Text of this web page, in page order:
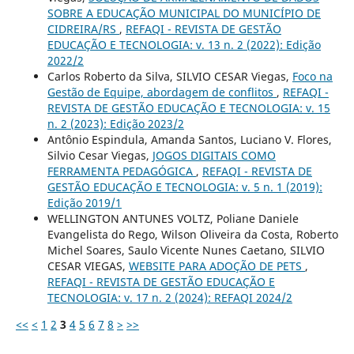
SOBRE A EDUCAÇÃO MUNICIPAL DO MUNICÍPIO DE
CIDREIRA/RS , REFAQI - REVISTA DE GESTÃO
EDUCAÇÃO E TECNOLOGIA: v. 13 n. 2 (2022): Edição
2022/2
Carlos Roberto da Silva, SILVIO CESAR Viegas, Foco na
Gestão de Equipe, abordagem de conflitos , REFAQI -
REVISTA DE GESTÃO EDUCAÇÃO E TECNOLOGIA: v. 15
n. 2 (2023): Edição 2023/2
Antônio Espindula, Amanda Santos, Luciano V. Flores,
Silvio Cesar Viegas, JOGOS DIGITAIS COMO
FERRAMENTA PEDAGÓGICA , REFAQI - REVISTA DE
GESTÃO EDUCAÇÃO E TECNOLOGIA: v. 5 n. 1 (2019):
Edição 2019/1
WELLINGTON ANTUNES VOLTZ, Poliane Daniele
Evangelista do Rego, Wilson Oliveira da Costa, Roberto
Michel Soares, Saulo Vicente Nunes Caetano, SILVIO
CESAR VIEGAS, WEBSITE PARA ADOÇÃO DE PETS ,
REFAQI - REVISTA DE GESTÃO EDUCAÇÃO E
TECNOLOGIA: v. 17 n. 2 (2024): REFAQI 2024/2
<< < 1 2 3 4 5 6 7 8 > >>